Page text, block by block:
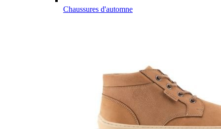
Chaussures d'automne